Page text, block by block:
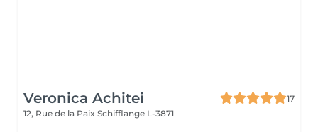
Veronica Achitei
17
12, Rue de la Paix Schifflange L-3871